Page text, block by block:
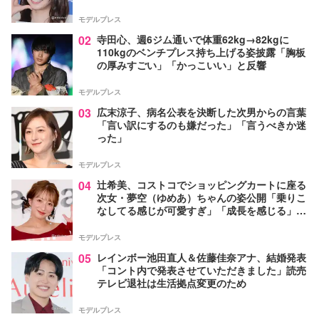
モデルプレス
02 寺田心、週6ジム通いで体重62kg→82kgに
110kgのベンチプレス持ち上げる姿披露「胸板
の厚みすごい」「かっこいい」と反響
モデルプレス
03 広末涼子、病名公表を決断した次男からの言葉
「言い訳にするのも嫌だった」「言うべきか迷
った」
モデルプレス
04 辻希美、コストコでショッピングカートに座る
次女・夢空（ゆめあ）ちゃんの姿公開「乗りこ
なしてる感じが可愛すぎ」「成長を感じる」の
モデルプレス
05 レインボー池田直人＆佐藤佳奈アナ、結婚発表
「コント内で発表させていただきました」読売
テレビ退社は生活拠点変更のため
モデルプレス